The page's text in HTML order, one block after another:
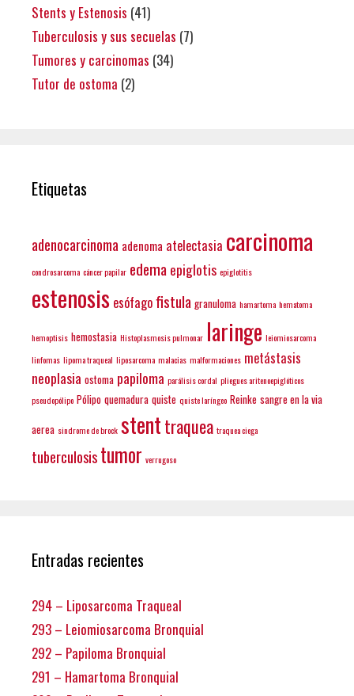
Stents y Estenosis (41)
Tuberculosis y sus secuelas (7)
Tumores y carcinomas (34)
Tutor de ostoma (2)
Etiquetas
adenocarcinoma adenoma atelectasia carcinoma
condrosarcoma cáncer papilar edemaepiglotis epiglotitis
estenosis esófagofistula granuloma hamartoma hematoma
hemoptisis hemostasia Histoplasmosis pulmonar laringe leiomiosarcoma
linfomas lipoma traqueal liposarcoma malacias malformaciones metástasis
neoplasia ostoma papiloma parálisis cordal pliegues aritenoepiglóticos
pseudopólipo Pólipo quemadura quiste quiste laríngeo Reinke sangre en la via
aerea sindrome de brock stenttraquea traquea ciega
tuberculosistumor verrugoso
Entradas recientes
294 – Liposarcoma Traqueal
293 – Leiomiosarcoma Bronquial
292 – Papiloma Bronquial
291 – Hamartoma Bronquial